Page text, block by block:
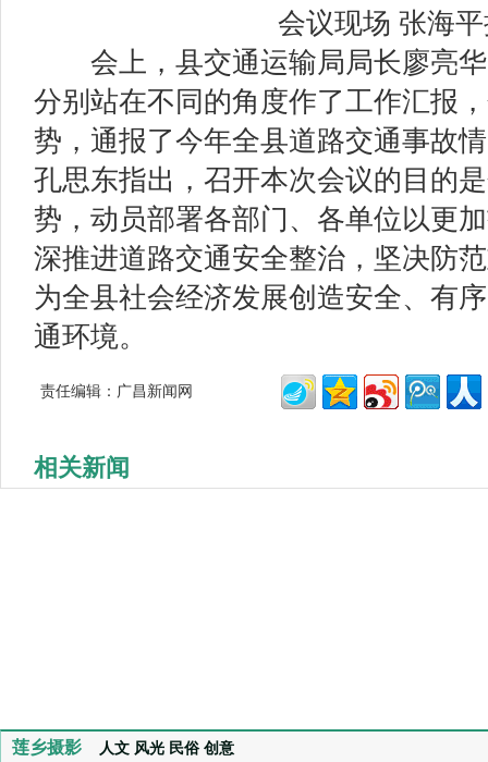
会议现场 张海
会上，县交通运输局局长廖亮华
分别站在不同的角度作了工作汇报
势，通报了今年全县道路交通事故
孔思东指出，召开本次会议的目的
势，动员部署各部门、各单位以更
深推进道路交通安全整治，坚决防
为全县社会经济发展创造安全、有
通环境。
责任编辑：广昌新闻网
相关新闻
莲乡摄影 人文 风光 民俗 创意